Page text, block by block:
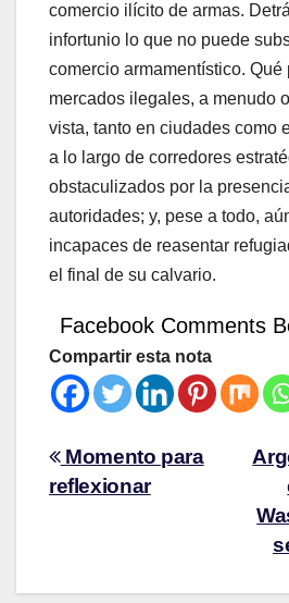
comercio ilícito de armas.
infortunio lo que no puede
comercio armamentístico. Qué
mercados ilegales, a menudo
vista, tanto en ciudades como
a lo largo de corredores
obstaculizados por la
autoridades; y, pese a todo,
incapaces de reasentar
el final de su calvario.
Facebook Comments
Compartir esta nota
Momento para
reflexionar